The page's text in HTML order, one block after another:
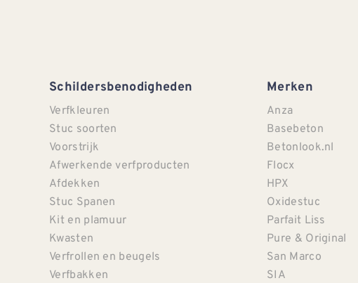
Schildersbenodigheden
Verfkleuren
Stuc soorten
Voorstrijk
Afwerkende verfproducten
Afdekken
Stuc Spanen
Kit en plamuur
Kwasten
Verfrollen en beugels
Verfbakken
Merken
Anza
Basebeton
Betonlook.nl
Flocx
HPX
Oxidestuc
Parfait Liss
Pure & Original
San Marco
SIA